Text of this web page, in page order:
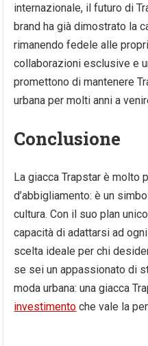
internazionale, il futuro di
brand ha già dimostrato la
rimanendo fedele alle
collaborazioni esclusive e
promettono di mantenere
urbana per molti anni a
Conclusione
La giacca Trapstar è molto
d’abbigliamento: è un
cultura. Con il suo plan
capacità di adattarsi ad
scelta ideale per chi
se sei un appassionato di
moda urbana: una giacca
investimento che vale la